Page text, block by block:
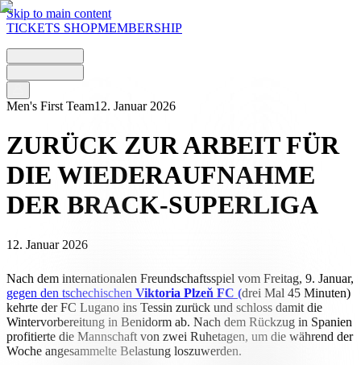
Skip to main content
TICKETS SHOPMEMBERSHIP
Men's First Team12. Januar 2026
ZURÜCK ZUR ARBEIT FÜR
DIE WIEDERAUFNAHME
DER BRACK-SUPERLIGA
12. Januar 2026
Nach dem internationalen Freundschaftsspiel vom Freitag, 9. Januar,
gegen den tschechischen Viktoria Plzeň FC (drei Mal 45 Minuten)
kehrte der FC Lugano ins Tessin zurück und schloss damit die
Wintervorbereitung in Benidorm ab. Nach dem Rückzug in Spanien
profitierte die Mannschaft von zwei Ruhetagen, um die während der
Woche angesammelte Belastung loszuwerden.